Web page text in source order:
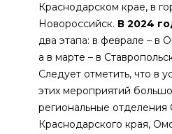
Краснодарском крае, в
Новороссийск. В 2024
два этапа: в феврале – в
а в марте – в
Следует отметить, что в
этих мероприятий
региональные отделения
Краснодарского края,